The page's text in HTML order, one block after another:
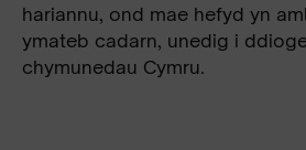
hariannu, ond mae hefyd yn
ymateb cadarn, unedig i
chymunedau Cymru.